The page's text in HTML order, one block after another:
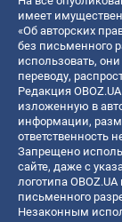
имеет
«Об авторских
без письменного
использовать,
переводу,
Редакция
изложенную в
информации,
ответственность
Запрещено
сайте, даже с
логотипа
письменного
Незаконным